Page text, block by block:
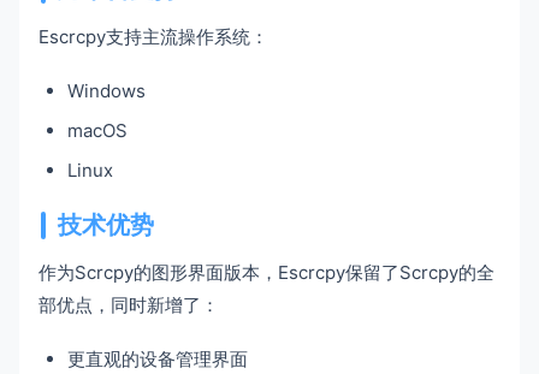
Escrcpy支持主流操作系统：
Windows
macOS
Linux
技术优势
作为Scrcpy的图形界面版本，Escrcpy保留了Scrcpy的全
部优点，同时新增了：
更直观的设备管理界面